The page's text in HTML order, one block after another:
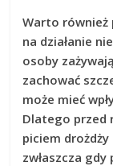
Warto również
na działanie
osoby
zachować
może mieć
Dlatego przed
piciem
zwłaszcza